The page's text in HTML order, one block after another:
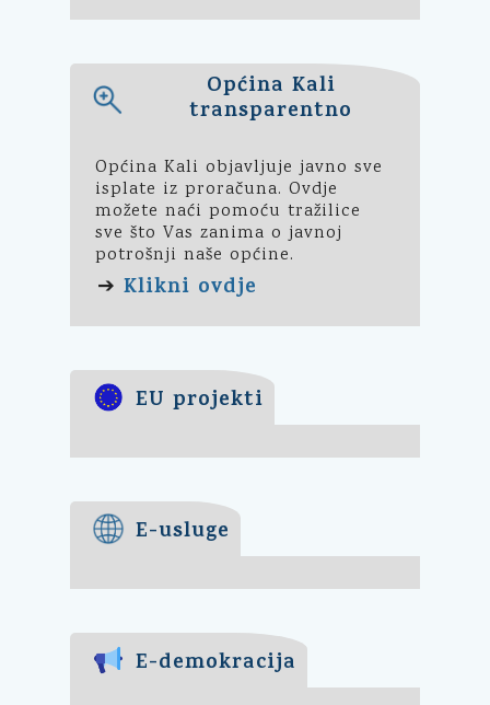
Općina Kali
transparentno
Općina Kali objavljuje javno sve
isplate iz proračuna. Ovdje
možete naći pomoću tražilice
sve što Vas zanima o javnoj
potrošnji naše općine.
➔ Klikni ovdje
EU projekti
E-usluge
E-demokracija